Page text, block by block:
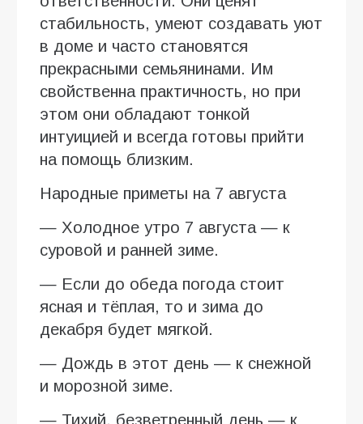
стабильность, умеют создавать уют
в доме и часто становятся
прекрасными семьянинами. Им
свойственна практичность, но при
этом они обладают тонкой
интуицией и всегда готовы прийти
на помощь близким.
Народные приметы на 7 августа
— Холодное утро 7 августа — к
суровой и ранней зиме.
— Если до обеда погода стоит
ясная и тёплая, то и зима до
декабря будет мягкой.
— Дождь в этот день — к снежной
и морозной зиме.
— Тихий, безветренный день — к